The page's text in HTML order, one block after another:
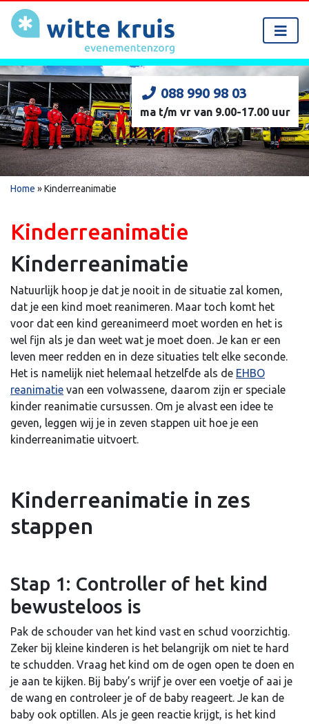
088 990 98 03
ma t/m vr van 9.00-17.00 uur
Home »Kinderreanimatie
Kinderreanimatie
Kinderreanimatie
Natuurlijk hoop je dat je nooit in de situatie zal komen,
dat je een kind moet reanimeren. Maar toch komt het
voor dat een kind gereanimeerd moet worden en het is
wel fijn als je dan weet wat je moet doen. Je kan er een
leven meer redden en in deze situaties telt elke seconde.
Het is namelijk niet helemaal hetzelfde als de EHBO
reanimatie van een volwassene, daarom zijn er speciale
kinder reanimatie cursussen. Om je alvast een idee te
geven, leggen wij je in zeven stappen uit hoe je een
kinderreanimatie uitvoert.
Kinderreanimatie in zes
stappen
Stap 1: Controller of het kind
bewusteloos is
Pak de schouder van het kind vast en schud voorzichtig.
Zeker bij kleine kinderen is het belangrijk om niet te hard
te schudden. Vraag het kind om de ogen open te doen en
je aan te kijken. Bij baby’s wrijf je over een voetje of aai je
de wang en controleer je of de baby reageert. Je kan de
baby ook optillen. Als je geen reactie krijgt, is het kind